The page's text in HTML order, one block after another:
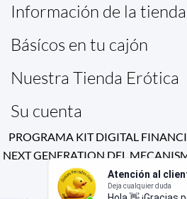
Atención al
Deja cualquier duda
Información de la tienda
Básícos en tu cajón
Nuestra Tienda Erótica
Su cuenta
PROGRAMA KIT DIGITAL
NEXT GENERATION DEL